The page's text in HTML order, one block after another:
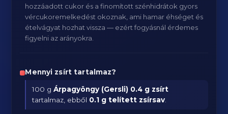
hozzáadott cukor és a finomított szénhidrátok gyors
vércukoremelkedést okoznak, ami hamar éhséget és
ételvágyat hozhat vissza — ezért fogyásnál érdemes
figyelni az arányokra.
Mennyi zsírt tartalmaz?
100 gÁrpagyöngy (Gersli) 0.4 g zsírt
tartalmaz, ebből 0.1 g telített zsírsav